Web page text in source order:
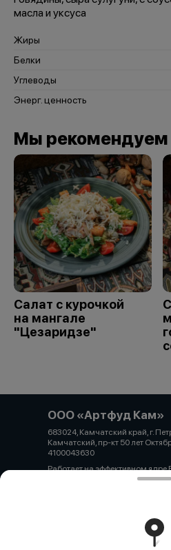
масла и уксуса
Жиры
Белки
Углеводы
Энерг. ценность
Мы рекомендуем
Салат с курочкой
на мангале
"Цезаридзе"
ООО «Артфуд Кам»
683024, Камчатский край, г.
Камчатский, пр-кт 50 лет
4100043630
Работает на эффективном ядре
Политика
Публичная